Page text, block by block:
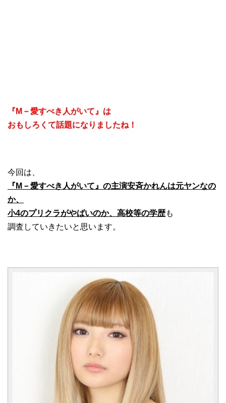
『M－愛すべき人がいて』は
おもしろくて話題になりましたね！
今回は、
『M－愛すべき人がいて』の主演安斉かれんは元ヤンなの
か、
小4のプリクラがやばいのか、高校等の学歴も
調査していきたいと思います。